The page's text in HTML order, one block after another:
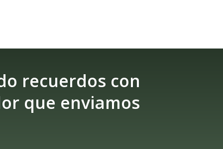
recuerdos con
que enviamos